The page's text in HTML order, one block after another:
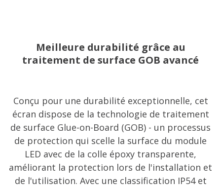
Meilleure durabilité grâce au
traitement de surface GOB avancé
Conçu pour une durabilité exceptionnelle, cet
écran dispose de la technologie de traitement
de surface Glue-on-Board (GOB) - un processus
de protection qui scelle la surface du module
LED avec de la colle époxy transparente,
améliorant la protection lors de l'installation et
de l'utilisation. Avec une classification IP54 et